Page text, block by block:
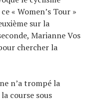
« Women’s Tour »
sur la
Marianne Vos
chercher la
n’a trompé la
course sous